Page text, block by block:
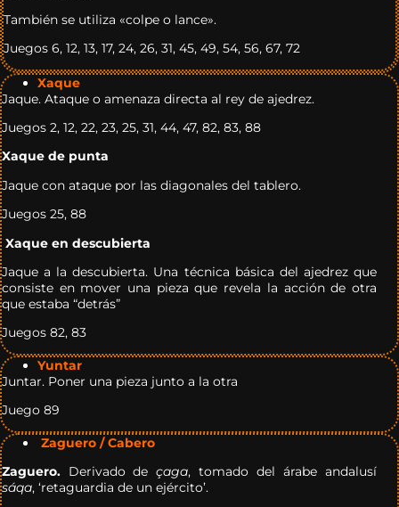
También se utiliza «colpe o lance».
Juegos 6, 12, 13, 17, 24, 26, 31, 45, 49, 54, 56, 67, 72
Xaque
Jaque. Ataque o amenaza directa al rey de ajedrez.
Juegos 2, 12, 22, 23, 25, 31, 44, 47, 82, 83, 88
Xaque de punta
Jaque con ataque por las diagonales del tablero.
Juegos 25, 88
Xaque en descubierta
Jaque a la descubierta. Una técnica básica del ajedrez que
consiste en mover una pieza que revela la acción de otra
que estaba “detrás”
Juegos 82, 83
Yuntar
Juntar. Poner una pieza junto a la otra
Juego 89
Zaguero / Cabero
Zaguero. Derivado de çaga, tomado del árabe andalusí
sáqa, ‘retaguardia de un ejército’.